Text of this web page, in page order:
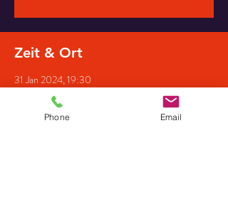
Zeit & Ort
31 Jan 2024, 19:30
Saal der Musikschule, Burgstraße 17, 27793
Wildeshausen, Deutschland
Phone Email